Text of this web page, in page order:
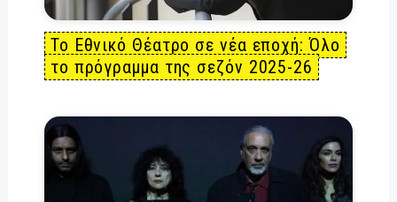
Το Εθνικό Θέατρο σε νέα εποχή: Όλο
το πρόγραμμα της σεζόν 2025-26